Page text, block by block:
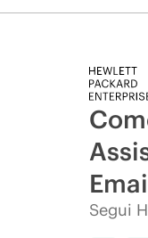
Segui